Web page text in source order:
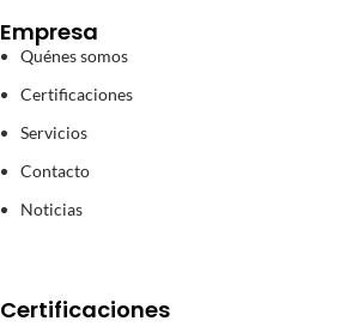
Empresa
Quénes somos
Certificaciones
Servicios
Contacto
Noticias
Certificaciones